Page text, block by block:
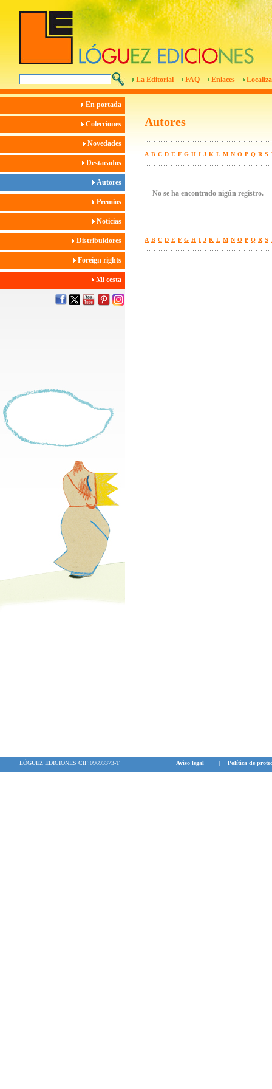
La Editorial FAQ Enlaces
En portada
Colecciones
Novedades
Destacados
Autores
Premios
Noticias
Distribuidores
Foreign rights
Mi cesta
Autores
A B C D E F G H I J K L M N O P Q R S
No se ha encontrado nigún registro.
A B C D E F G H I J K L M N O P Q R S
LÓGUEZ EDICIONES CIF:09693373-T Aviso legal | Política de